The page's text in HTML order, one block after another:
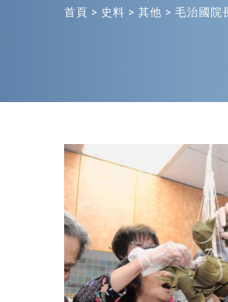
首頁 > 史料 > 其他 > 毛治國院